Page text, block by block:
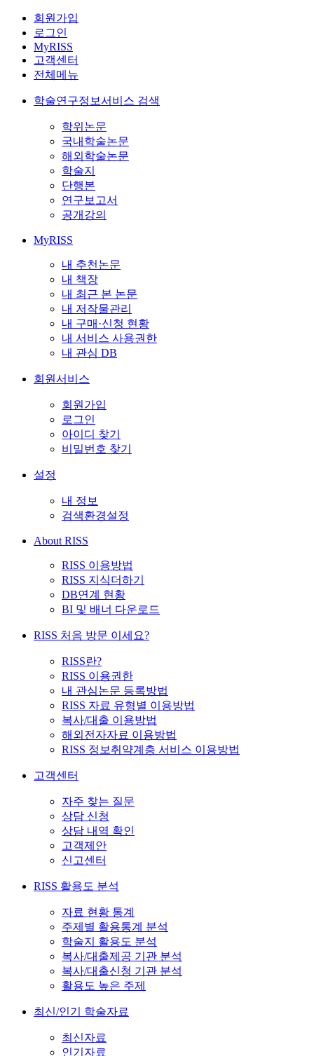
회원가입
로그인
MyRISS
고객센터
전체메뉴
학술연구정보서비스 검색
학위논문
국내학술논문
해외학술논문
학술지
단행본
연구보고서
공개강의
MyRISS
내 추천논문
내 책장
내 최근 본 논문
내 저작물관리
내 구매·신청 현황
내 서비스 사용권한
내 관심 DB
회원서비스
회원가입
로그인
아이디 찾기
비밀번호 찾기
설정
내 정보
검색환경설정
About RISS
RISS 이용방법
RISS 지식더하기
DB연계 현황
BI 및 배너 다운로드
RISS 처음 방문 이세요?
RISS란?
RISS 이용권한
내 관심논문 등록방법
RISS 자료 유형별 이용방법
복사/대출 이용방법
해외전자자료 이용방법
RISS 정보취약계층 서비스 이용방법
고객센터
자주 찾는 질문
상담 신청
상담 내역 확인
고객제안
신고센터
RISS 활용도 분석
자료 현황 통계
주제별 활용통계 분석
학술지 활용도 분석
복사/대출제공 기관 분석
복사/대출신청 기관 분석
활용도 높은 주제
최신/인기 학술자료
최신자료
인기자료